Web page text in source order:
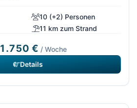
10 (+2) Personen
11 km zum Strand
1.750 € / Woche
Details